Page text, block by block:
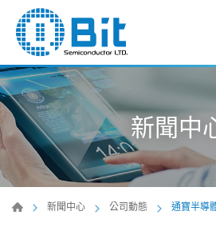
新聞中
新聞中心 公司動態 通寶半導